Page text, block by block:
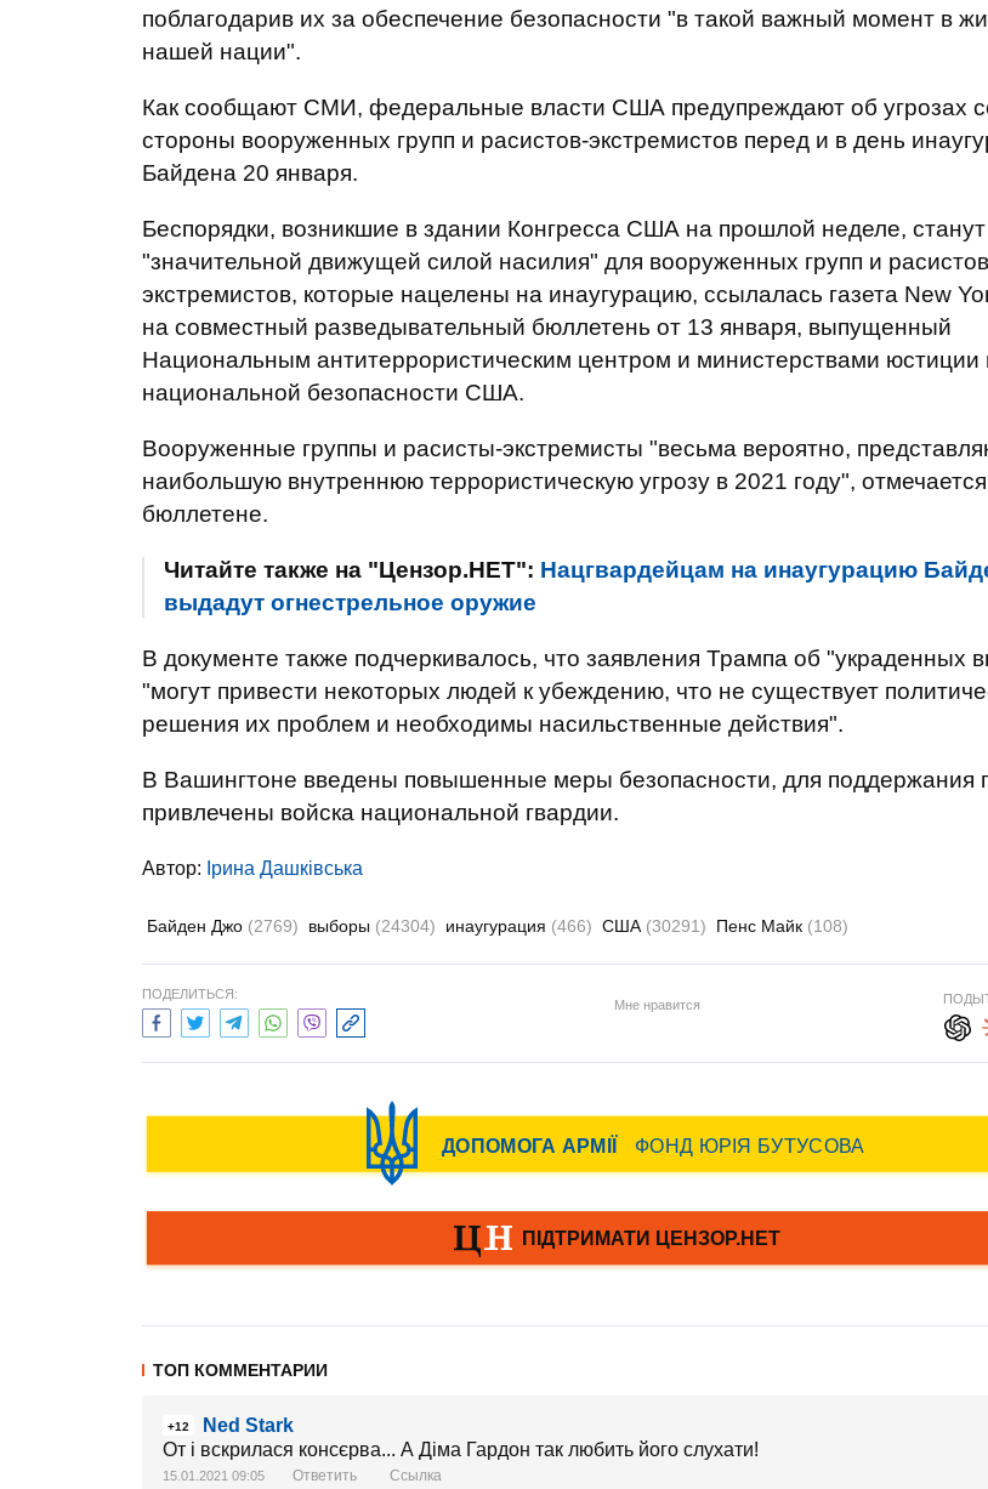
поблагодарив их за обеспечение безопасности "в такой важный момент в
нашей нации".
Как сообщают СМИ, федеральные власти США предупреждают об угрозах
стороны вооруженных групп и расистов-экстремистов перед и в день
Байдена 20 января.
Беспорядки, возникшие в здании Конгресса США на прошлой неделе, станут
"значительной движущей силой насилия" для вооруженных групп и
экстремистов, которые нацелены на инаугурацию, ссылалась газета New
на совместный разведывательный бюллетень от 13 января, выпущенный
Национальным антитеррористическим центром и министерствами юстиции
национальной безопасности США.
Вооруженные группы и расисты-экстремисты "весьма вероятно,
наибольшую внутреннюю террористическую угрозу в 2021 году",
бюллетене.
Читайте также на "Цензор.НЕТ": Нацгвардейцам на инаугурацию
выдадут огнестрельное оружие
В документе также подчеркивалось, что заявления Трампа об "украденных
"могут привести некоторых людей к убеждению, что не существует
решения их проблем и необходимы насильственные действия".
В Вашингтоне введены повышенные меры безопасности, для поддержания
привлечены войска национальной гвардии.
Автор: Ірина Дашківська
Байден Джо (2769) выборы (24304) инаугурация (466) США (30291) Пенс Майк (108)
ПОДЕЛИТЬСЯ:
Мне нравится
ТОП КОММЕНТАРИИ
+12
Ned Stark
От і вскрилася консєрва... А Діма Гардон так любить його слухати!
15.01.2021 09:05 Ответить Ссылка